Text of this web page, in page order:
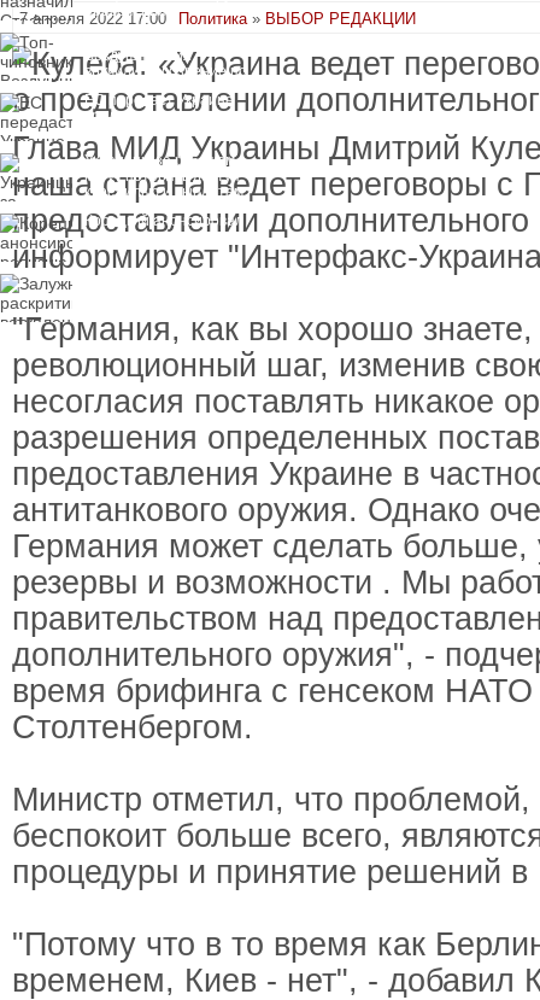
пресечения
Воздушных сил
вручили подозрение по
делу о растрате более
1 млрд гривен
ЕС передаст Украине
средства от доходов от
России
Украинцы за рубежом
могут потерять доступ
к госжилью и выплатам
Корецкий анонсировал
ревизию госбюджета
НАТО и предлагает
другие варианты
7 апреля 2022 17:00 Политика» ВЫБОР РЕДАКЦИИ
Глава МИД Украины Дмитрий
наша страна ведет переговоры с
предоставлении
информирует "Интерфакс-
"Германия, как вы хорошо
революционный шаг, изменив
несогласия поставлять никакое
разрешения определенных
предоставления Украине в
антитанкового оружия. Однако
Германия может сделать больше,
резервы и возможности . Мы
правительством над
дополнительного оружия", -
время брифинга с генсеком
Столтенбергом.
Министр отметил, что проблемой,
беспокоит больше всего,
процедуры и принятие решений в
"Потому что в то время как
временем, Киев - нет", - добавил